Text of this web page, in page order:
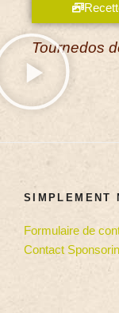
Tournedos
SIMPLEMENT
Formulaire de
Contact